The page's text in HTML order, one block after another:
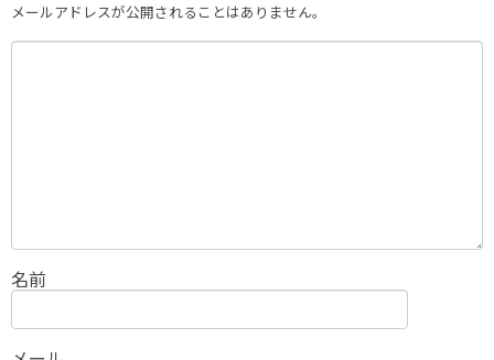
メールアドレスが公開されることはありません。
名前